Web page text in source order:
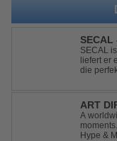
SECAL
SECAL
liefert er
die
ART
A
Hype &